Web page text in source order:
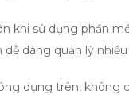
khi sử dụng phần
dễ dàng quản lý
dụng trên, không